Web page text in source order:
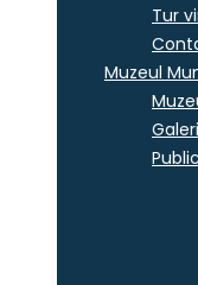
Tur
Muzeul